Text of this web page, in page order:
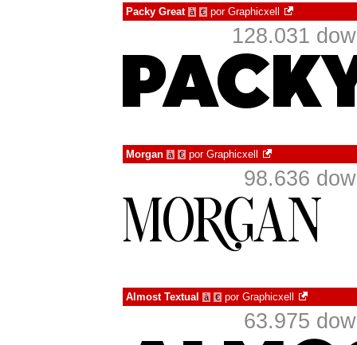
Packy Great à € por Graphicxell
128.031
Morgan à € por Graphicxell
98.636
Almost Textual à € por Graphicxell
63.975